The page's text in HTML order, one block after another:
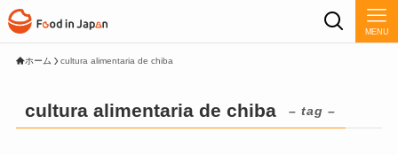
MENU
ホーム cultura alimentaria de chiba
cultura alimentaria de chiba – tag –